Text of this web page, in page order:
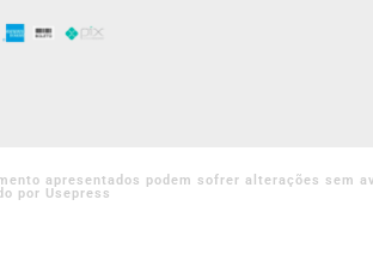
apresentados podem sofrer alterações sem
por Usepress